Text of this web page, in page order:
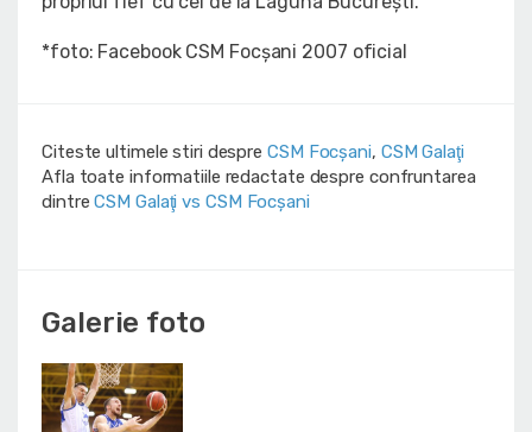
*foto: Facebook CSM Focșani 2007 oficial
Citeste ultimele stiri despre CSM Focșani, CSM Galaţi
Afla toate informatiile redactate despre confruntarea
dintreCSM Galaţi vs CSM Focșani
Galerie foto